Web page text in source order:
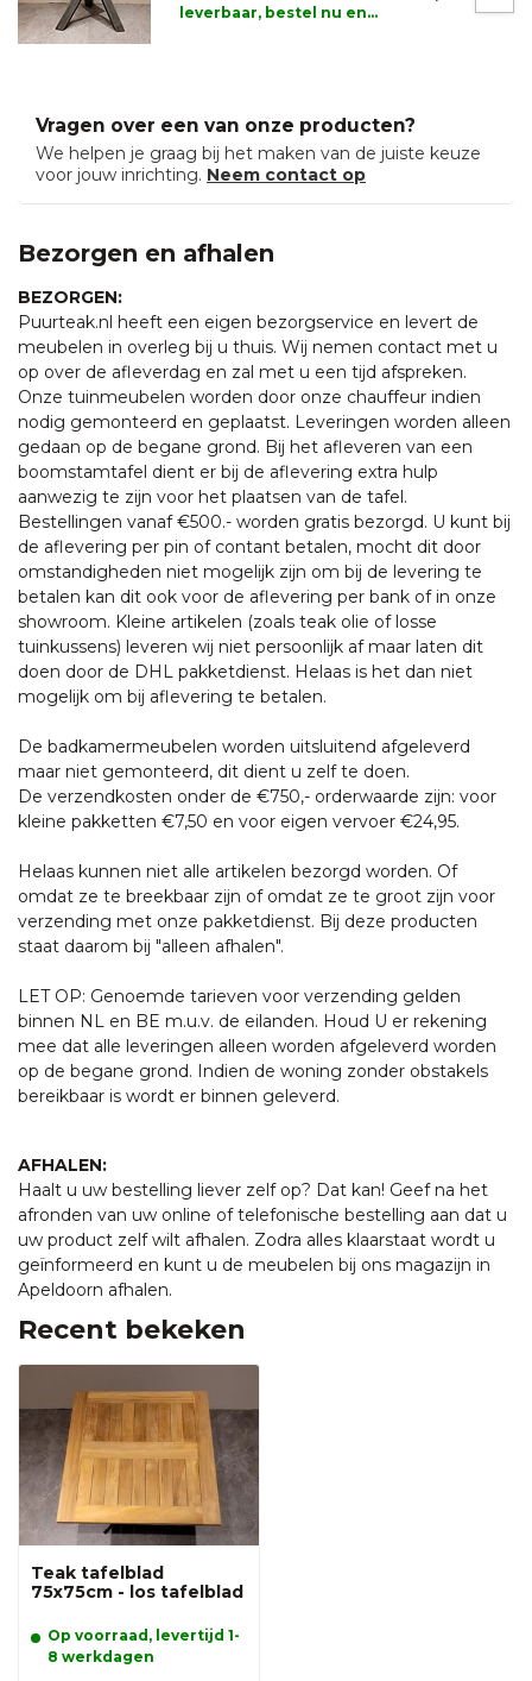
leverbaar, bestel nu en
Vragen over een van onze producten?
We helpen je graag bij het maken van de juiste keuze
voor jouw inrichting. Neem contact op
Bezorgen en afhalen
BEZORGEN:
Puurteak.nl heeft een eigen bezorgservice en levert de
meubelen in overleg bij u thuis. Wij nemen contact met u
op over de afleverdag en zal met u een tijd afspreken.
Onze tuinmeubelen worden door onze chauffeur indien
nodig gemonteerd en geplaatst. Leveringen worden alleen
gedaan op de begane grond. Bij het afleveren van een
boomstamtafel dient er bij de aflevering extra hulp
aanwezig te zijn voor het plaatsen van de tafel.
Bestellingen vanaf €500.- worden gratis bezorgd. U kunt bij
de aflevering per pin of contant betalen, mocht dit door
omstandigheden niet mogelijk zijn om bij de levering te
betalen kan dit ook voor de aflevering per bank of in onze
showroom. Kleine artikelen (zoals teak olie of losse
tuinkussens) leveren wij niet persoonlijk af maar laten dit
doen door de DHL pakketdienst. Helaas is het dan niet
mogelijk om bij aflevering te betalen.
De badkamermeubelen worden uitsluitend afgeleverd
maar niet gemonteerd, dit dient u zelf te doen.
De verzendkosten onder de €750,- orderwaarde zijn: voor
kleine pakketten €7,50 en voor eigen vervoer €24,95.
Helaas kunnen niet alle artikelen bezorgd worden. Of
omdat ze te breekbaar zijn of omdat ze te groot zijn voor
verzending met onze pakketdienst. Bij deze producten
staat daarom bij "alleen afhalen".
LET OP: Genoemde tarieven voor verzending gelden
binnen NL en BE m.u.v. de eilanden. Houd U er rekening
mee dat alle leveringen alleen worden afgeleverd worden
op de begane grond. Indien de woning zonder obstakels
bereikbaar is wordt er binnen geleverd.
AFHALEN:
Haalt u uw bestelling liever zelf op? Dat kan! Geef na het
afronden van uw online of telefonische bestelling aan dat u
uw product zelf wilt afhalen. Zodra alles klaarstaat wordt u
geïnformeerd en kunt u de meubelen bij ons magazijn in
Apeldoorn afhalen.
Recent bekeken
Teak tafelblad
75x75cm - los tafelblad
Op voorraad, levertijd 1-
8 werkdagen